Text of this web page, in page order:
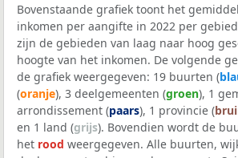
Bovenstaande grafiek toont het
inkomen per aangifte in 2022 per
zijn de gebieden van laag naar hoog
hoogte van het inkomen. De volgende
de grafiek weergegeven: 19 buurten (
(oranje), 3 deelgemeenten (groen), 1
arrondissement (paars), 1 provincie (
en 1 land (grijs). Bovendien wordt de
het rood weergegeven. Alle buurten,